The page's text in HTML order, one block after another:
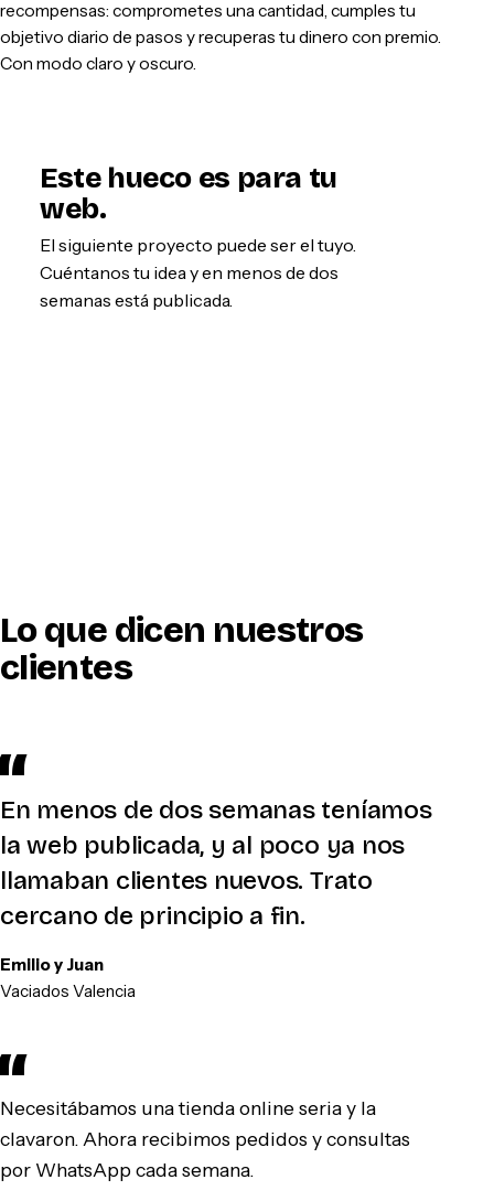
recompensas: comprometes una cantidad, cumples tu
objetivo diario de pasos y recuperas tu dinero con premio.
Con modo claro y oscuro.
Este hueco es para tu
web.
El siguiente proyecto puede ser el tuyo.
Cuéntanos tu idea y en menos de dos
semanas está publicada.
Lo que dicen nuestros
clientes
En menos de dos semanas teníamos
la web publicada, y al poco ya nos
llamaban clientes nuevos. Trato
cercano de principio a fin.
Emilio y Juan
Vaciados Valencia
Necesitábamos una tienda online seria y la
clavaron. Ahora recibimos pedidos y consultas
por WhatsApp cada semana.